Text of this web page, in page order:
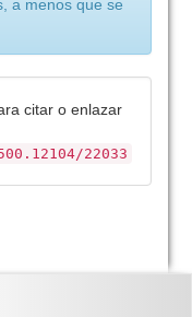
a menos que se
citar o enlazar
22033